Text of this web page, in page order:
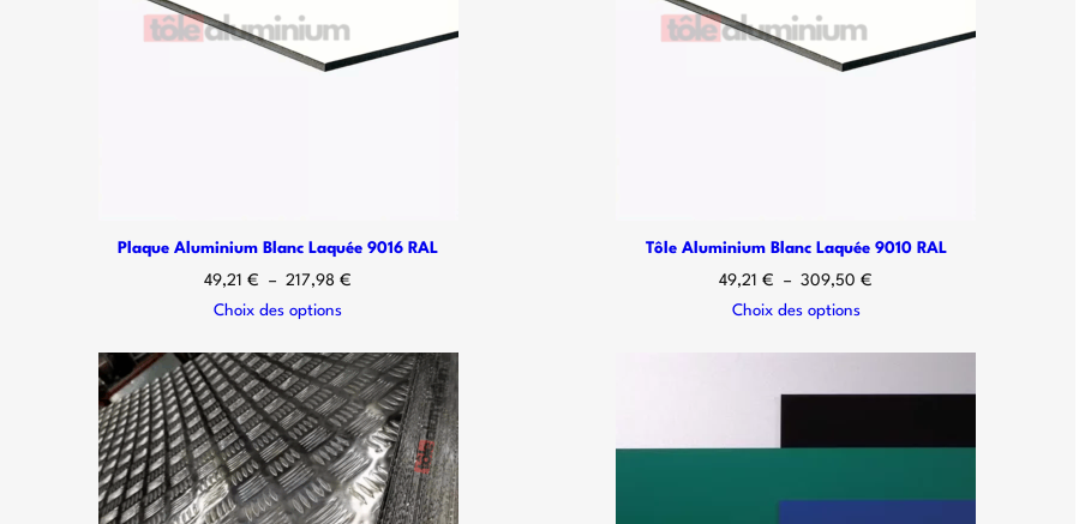
Plaque Aluminium Blanc Laquée 9016 RAL
49,21€ – 217,98€
Choix des options
Tôle Aluminium Blanc Laquée 9010 RAL
49,21€ – 309,50€
Choix des options